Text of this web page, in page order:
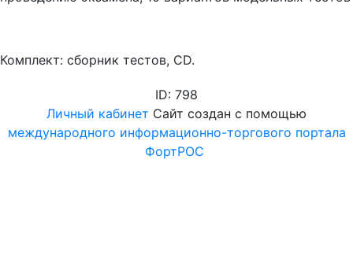
Комплект: сборник тестов, CD.
ID: 798
Личный кабинет Сайт создан с помощью
международного информационно-торгового портала
ФортРОС